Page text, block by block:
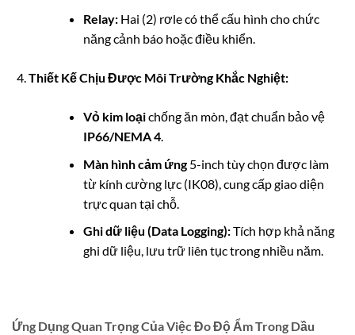
Relay:Hai (2) rơle có thể cấu hình cho chức
năng cảnh báo hoặc điều khiển.
Thiết Kế Chịu Được Môi Trường Khắc Nghiệt:
Vỏ kim loạichống ăn mòn, đạt chuẩn bảo vệ
IP66/NEMA 4.
Màn hình cảm ứng5-inch tùy chọn được làm
từ kính cường lực (IK08), cung cấp giao diện
trực quan tại chỗ.
Ghi dữ liệu (Data Logging):Tích hợp khả năng
ghi dữ liệu, lưu trữ liên tục trong nhiều năm.
Ứng Dụng Quan Trọng Của Việc Đo Độ Ẩm Trong Dầu